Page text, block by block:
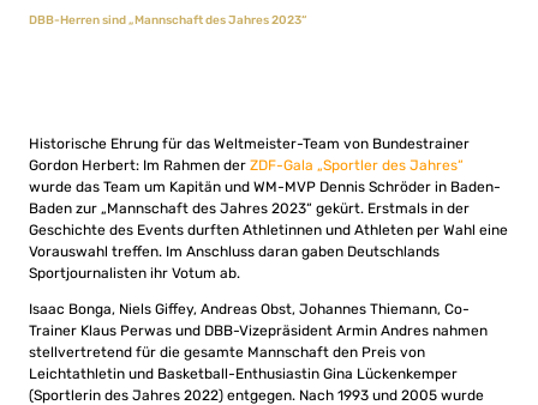
DBB-Herren sind „Mannschaft des Jahres 2023“
Historische Ehrung für das Weltmeister-Team von Bundestrainer
Gordon Herbert: Im Rahmen der ZDF-Gala „Sportler des Jahres“
wurde das Team um Kapitän und WM-MVP Dennis Schröder in Baden-
Baden zur „Mannschaft des Jahres 2023“ gekürt. Erstmals in der
Geschichte des Events durften Athletinnen und Athleten per Wahl eine
Vorauswahl treffen. Im Anschluss daran gaben Deutschlands
Sportjournalisten ihr Votum ab.
Isaac Bonga, Niels Giffey, Andreas Obst, Johannes Thiemann, Co-
Trainer Klaus Perwas und DBB-Vizepräsident Armin Andres nahmen
stellvertretend für die gesamte Mannschaft den Preis von
Leichtathletin und Basketball-Enthusiastin Gina Lückenkemper
(Sportlerin des Jahres 2022) entgegen. Nach 1993 und 2005 wurde